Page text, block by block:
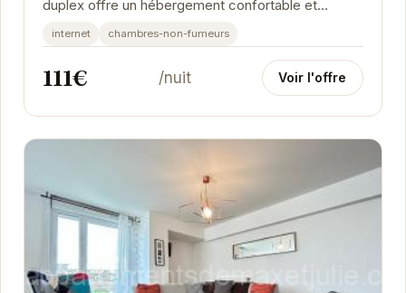
duplex offre un hébergement confortable et
moderne à proximité des principales attractions.
Cet...
internet chambres-non-fumeurs
111€ /nuit Voir l'offre